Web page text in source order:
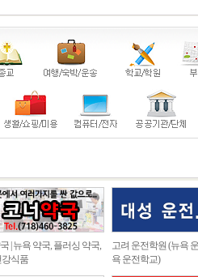
| 뉴욕 약국, 플러싱 약국,
강식품
고려 운전학원 (뉴욕
욕 운전학교)